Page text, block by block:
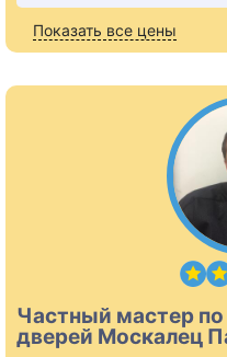
Показать все цены
Частный мастер
дверей Москалец